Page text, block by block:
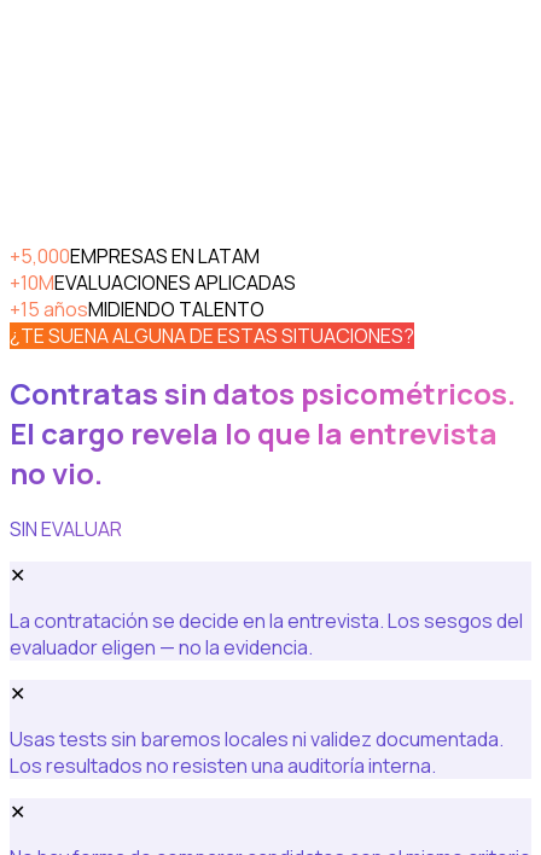
+5,000EMPRESAS EN LATAM
+10MEVALUACIONES APLICADAS
+15 añosMIDIENDO TALENTO
¿TE SUENA ALGUNA DE ESTAS SITUACIONES?
Contratas sin datos psicométricos.
El cargo revela lo que la entrevista
no vio.
SIN EVALUAR
✕
La contratación se decide en la entrevista. Los sesgos del
evaluador eligen — no la evidencia.
✕
Usas tests sin baremos locales ni validez documentada.
Los resultados no resisten una auditoría interna.
✕